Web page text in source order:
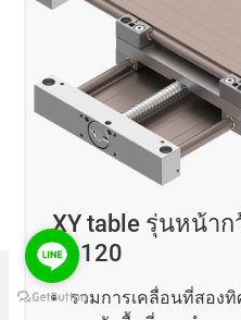
XY table รุ่นหน้าก
10120
รวมการเคลื่อนที่สองทิ